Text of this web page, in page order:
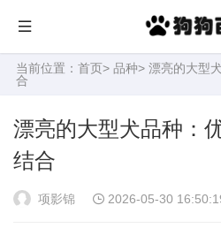
当前位置： 首页> 品种> 漂亮的大型
合
漂亮的大型犬品种：
结合
项影锦 2026-05-30